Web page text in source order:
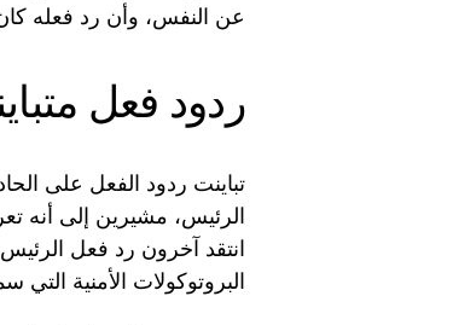
عن النفس، وأن رد فعله
ردود فعل
تباينت ردود الفعل على
الرئيس، مشيرين إلى أنه
انتقد آخرون رد فعل
البروتوكولات الأمنية